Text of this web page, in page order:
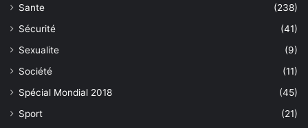
Sante
(238)
Sécurité
(41)
Sexualite
(9)
Société
(11)
Spécial Mondial 2018
(45)
Sport
(21)